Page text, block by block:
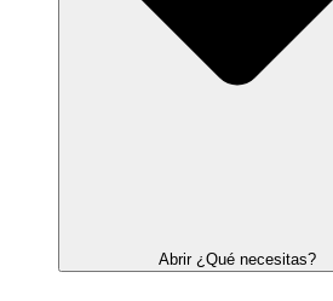
Abrir ¿Qué necesitas?